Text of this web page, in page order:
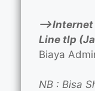
—>Internet
Line tlp
Biaya
NB : Bisa